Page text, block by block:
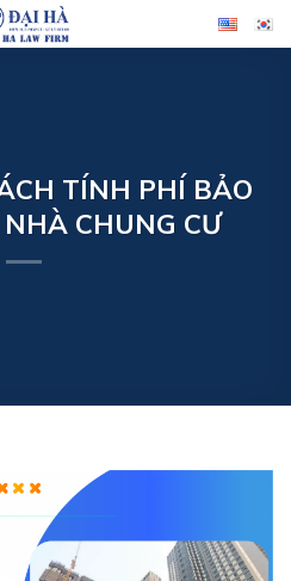
TÍNH PHÍ BẢO
CHUNG CƯ